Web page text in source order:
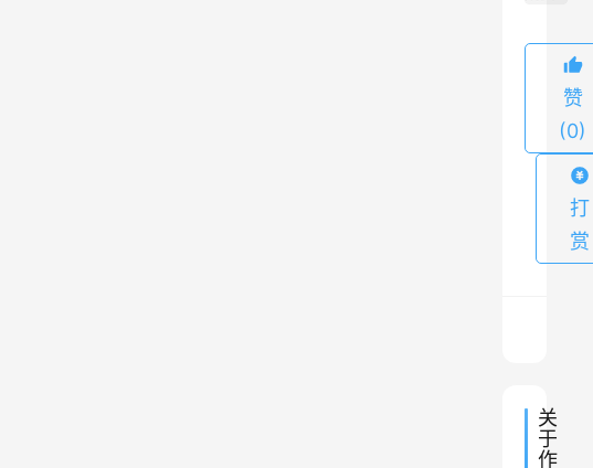
赞
(0)
打
赏
关
于
作